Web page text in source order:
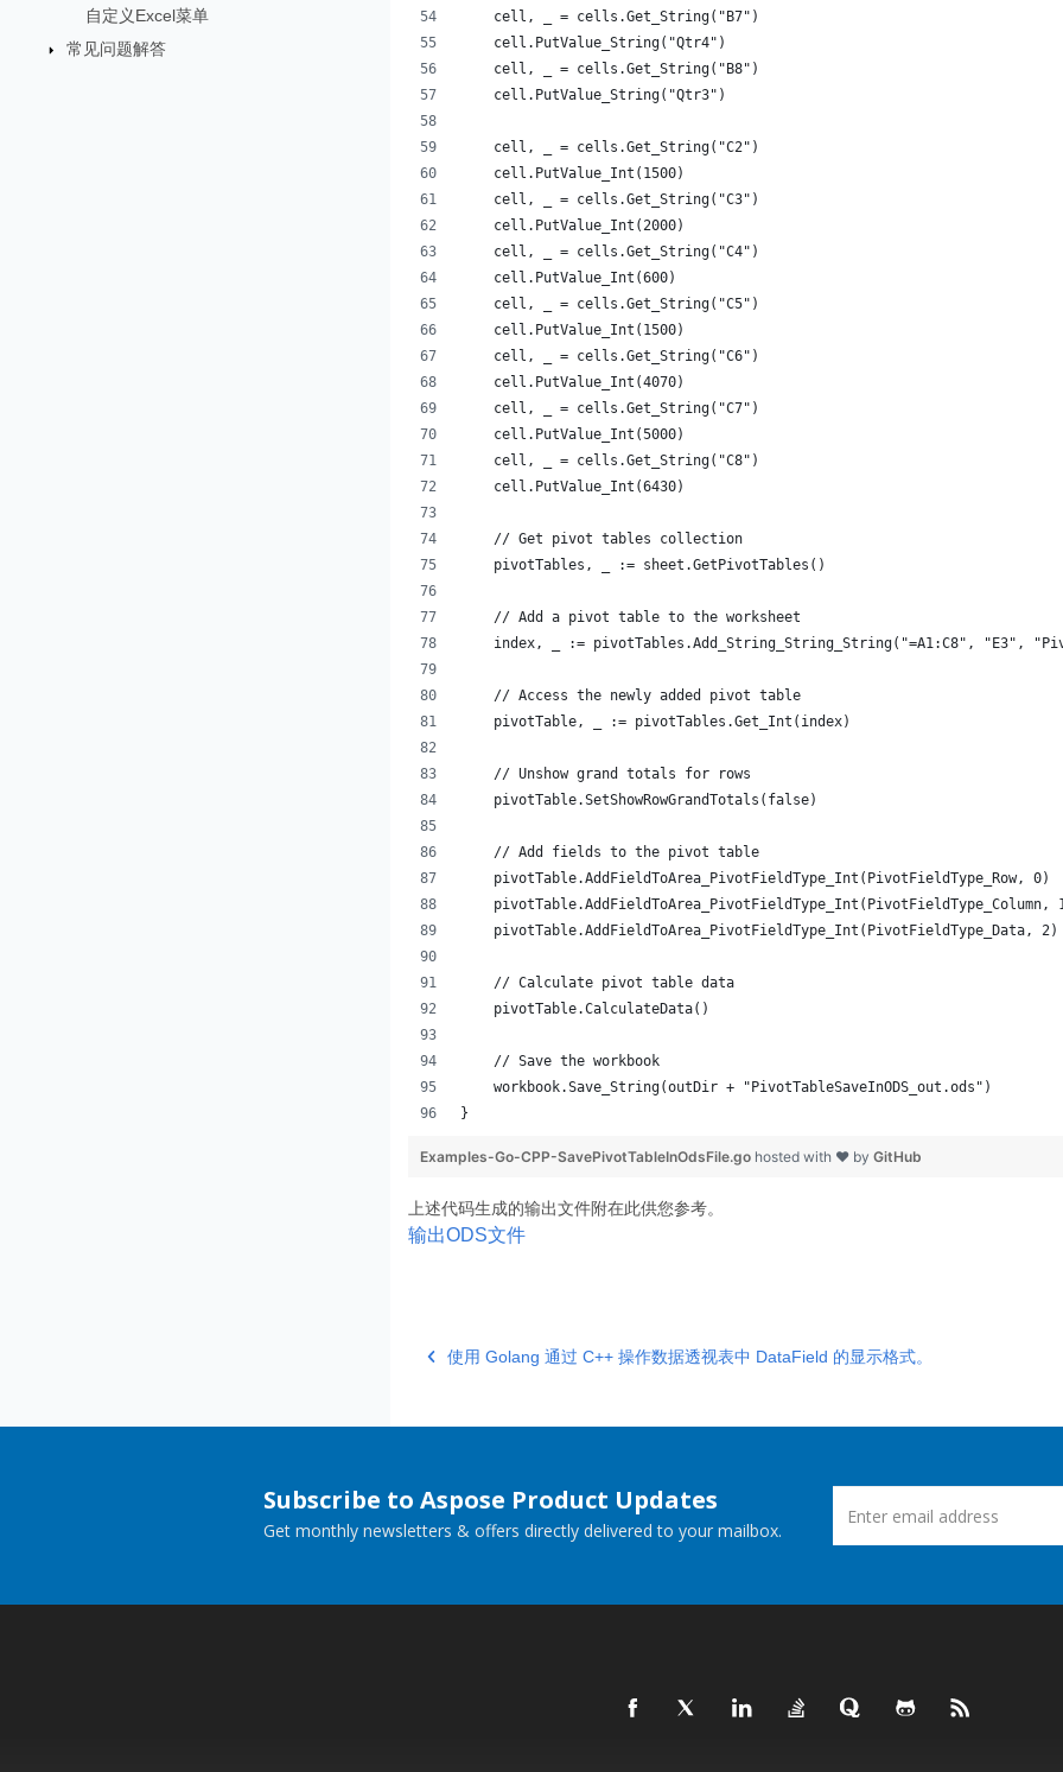
自定义Excel菜单
常见问题解答
    cell, _ = cells.Get_String("B7")
    cell.PutValue_String("Qtr4")
    cell, _ = cells.Get_String("B8")
    cell.PutValue_String("Qtr3")
    cell, _ = cells.Get_String("C2")
    cell.PutValue_Int(1500)
    cell, _ = cells.Get_String("C3")
    cell.PutValue_Int(2000)
    cell, _ = cells.Get_String("C4")
    cell.PutValue_Int(600)
    cell, _ = cells.Get_String("C5")
    cell.PutValue_Int(1500)
    cell, _ = cells.Get_String("C6")
    cell.PutValue_Int(4070)
    cell, _ = cells.Get_String("C7")
    cell.PutValue_Int(5000)
    cell, _ = cells.Get_String("C8")
    cell.PutValue_Int(6430)
    // Get pivot tables collection
    pivotTables, _ := sheet.GetPivotTables()
    // Add a pivot table to the worksheet
index, _ := pivotTables.Add_String_String_String("=A1:C8", "E3",
    // Access the newly added pivot table
    pivotTable, _ := pivotTables.Get_Int(index)
    // Unshow grand totals for rows
    pivotTable.SetShowRowGrandTotals(false)
    // Add fields to the pivot table
    pivotTable.AddFieldToArea_PivotFieldType_Int(PivotFieldType_Row, 0)
pivotTable.AddFieldToArea_PivotFieldType_Int(PivotFieldType_Column,
    pivotTable.AddFieldToArea_PivotFieldType_Int(PivotFieldType_Data, 2)
    // Calculate pivot table data
    pivotTable.CalculateData()
    // Save the workbook
    workbook.Save_String(outDir + "PivotTableSaveInODS_out.ods")
}
Examples-Go-CPP-SavePivotTableInOdsFile.go hosted with ❤ by GitHub
上述代码生成的输出文件附在此供您参考。
输出ODS文件
使用 Golang 通过 C++ 操作数据透视表中 DataField 的显示格式。
Subscribe to Aspose Product Updates
Get monthly newsletters & offers directly delivered to your mailbox.